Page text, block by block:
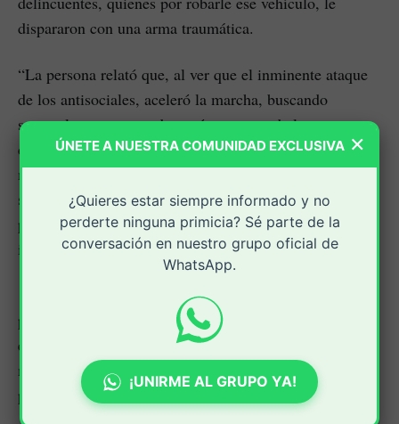
dispararon con una arma traumática.
“La persona relató que, al ver que el inminente ataque
de los antisociales, aceleró la marcha, buscando
superarlos, pero cuando pasó esto, uno de los
delincuentes sacó una pistola traumática, al parecer
modificada, y le disparó por la espalda al guarda de
seguridad, quien al verse atacado de esa forma, optó
por tirarse de la motocicleta, cayendo herido a la vía”,
indicaron las autoridades.
Luego, los antisociales tomaron el control de la moto
para después huir hacia el área urbana de Timbío. Sin
embargo, la comunidad salió en ayuda de la víctima, y
mientras unos lo ayudaban, otros salieron en
persecución de los delincuentes.
×
ÚNETE A NUESTRA COMUNIDAD EXCLUSIVA
¿Quieres estar siempre informado y no
perderte ninguna primicia? Sé parte de la
conversación en nuestro grupo oficial de
WhatsApp.
¡UNIRME AL GRUPO YA!